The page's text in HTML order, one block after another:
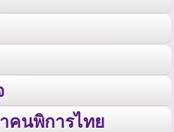
คนพิการไทย